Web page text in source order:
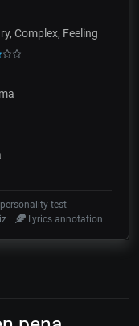
Complex, Feeling
test
Lyrics annotation